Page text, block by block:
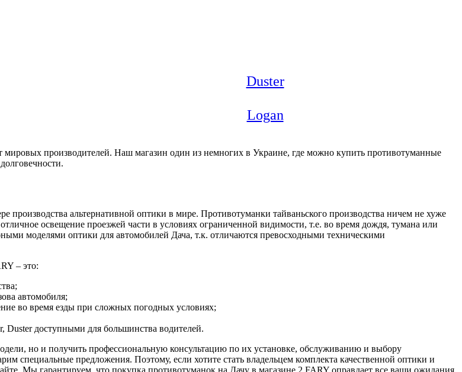
Duster
Logan
мировых производителей. Наш магазин один из немногих в Украине, где можно купить противотуманные
альтернативной оптики в мире. Противотуманки тайваньского производства ничем не хуже
освещение проезжей части в условиях ограниченной видимости, т.е. во время дождя, тумана или
моделями оптики для автомобилей Дача, т.к. отличаются превосходными техническими
– это:
автомобиля;
во время езды при сложных погодных условиях;
Duster доступными для большинства водителей.
но и получить профессиональную консультацию по их установке, обслуживанию и выбору
специальные предложения. Поэтому, если хотите стать владельцем комплекта качественной оптики и
Мы гарантируем, что покупка противотуманок на Дачу в магазине 2 FARY оправдает все ваши ожидания.